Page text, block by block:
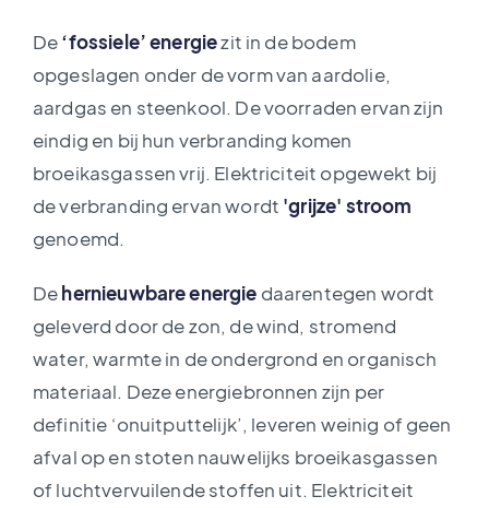
De‘fossiele’ energiezit in de bodem
opgeslagen onder de vorm van aardolie,
aardgas en steenkool. De voorraden ervan zijn
eindig en bij hun verbranding komen
broeikasgassen vrij. Elektriciteit opgewekt bij
de verbranding ervan wordt 'grijze' stroom
genoemd.
Dehernieuwbare energie daarentegen wordt
geleverd door de zon, de wind, stromend
water, warmte in de ondergrond en organisch
materiaal. Deze energiebronnen zijn per
definitie ‘onuitputtelijk’, leveren weinig of geen
afval op en stoten nauwelijks broeikasgassen
of luchtvervuilende stoffen uit. Elektriciteit